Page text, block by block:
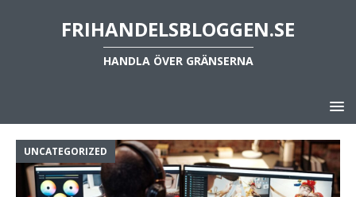
FRIHANDELSBLOGGEN.SE
HANDLA ÖVER GRÄNSERNA
UNCATEGORIZED